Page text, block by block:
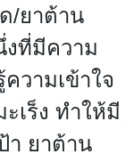
/ยาต้าน
งที่มีความ
วามเข้าใจ
เร็ง ทำให้มี
า ยาต้าน